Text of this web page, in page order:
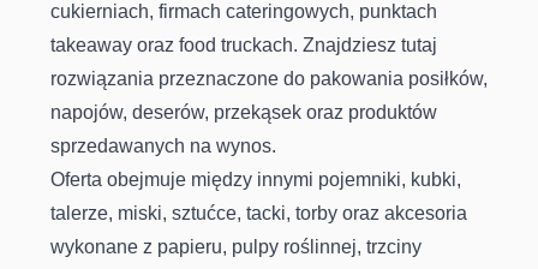
cukierniach, firmach cateringowych, punktach
takeaway oraz food truckach. Znajdziesz tutaj
rozwiązania przeznaczone do pakowania posiłków,
napojów, deserów, przekąsek oraz produktów
sprzedawanych na wynos.
Oferta obejmuje między innymi pojemniki, kubki,
talerze, miski, sztućce, tacki, torby oraz akcesoria
wykonane z papieru, pulpy roślinnej, trzciny